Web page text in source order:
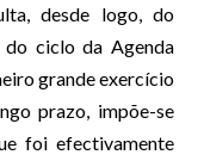
desde logo, do
ciclo da Agenda
grande exercício
prazo, impõe-se
foi efectivamente